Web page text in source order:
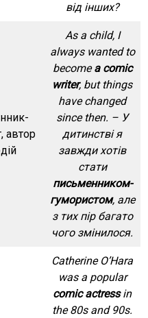
від інших?
автор
As a child, I
always wanted to
becomea comic
writer, but things
have changed
since then. – У
дитинстві я
завжди хотів
стати
письменником-
гумористом, але
з тих пір багато
чого змінилося.
Catherine O’Hara
was a popular
comic actressin
the 80s and 90s.